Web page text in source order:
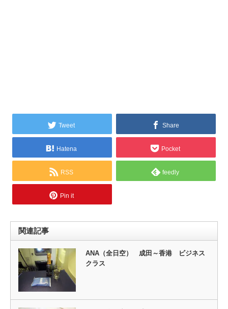
Tweet Share
Hatena Pocket
RSS feedly
Pin it
関連記事
ANA（全日空） 成田～香港 ビジネス
クラス